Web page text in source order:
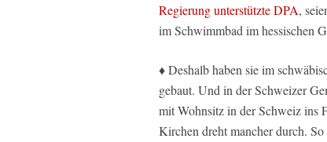
Regierung unterstützte DPA,
im Schwimmbad im hessischen
♦ Deshalb haben sie im
gebaut. Und in der Schweizer
mit Wohnsitz in der Schweiz ins
Kirchen dreht mancher durch.